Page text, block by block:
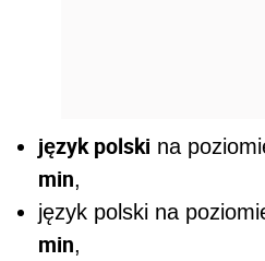
język polski na
min,
język polski na
min,